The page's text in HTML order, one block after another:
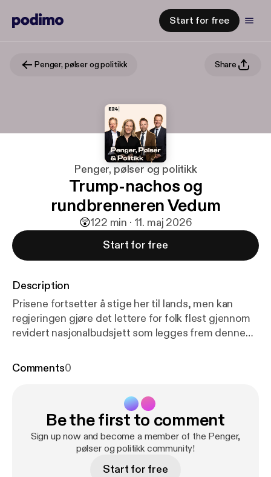
Start for free
Penger, pølser og politikk Share
Penger, pølser og politikk
Trump-nachos og
rundbrenneren Vedum
😲122 min · 11. maj 2026
Start for free
Description
Prisene fortsetter å stige her til lands, men kan
regjeringen gjøre det lettere for folk flest gjennom
revidert nasjonalbudsjett som legges frem denne
klare å bli enige om noe som helst etter at
Donald Trump skal møte Kinas Xi Jinping denne
uken, og det uten en fredsavtale med Iran i
bagasjen. I tillegg til uttrykket TACO, har vi nå også
fått NACHO. Hva betyr det? Og så snakker vi litt om
dansende politikere.
Comments0
Be the first to comment
Sign up now and become a member of the Penger,
pølser og politikk community!
Start for free